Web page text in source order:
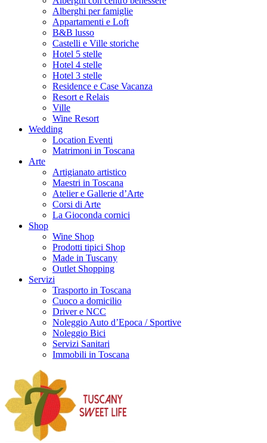
Alberghi per famiglie
Appartamenti e Loft
B&B lusso
Castelli e Ville storiche
Hotel 5 stelle
Hotel 4 stelle
Hotel 3 stelle
Residence e Case Vacanza
Resort e Relais
Ville
Wine Resort
Wedding
Location Eventi
Matrimoni in Toscana
Arte
Artigianato artistico
Maestri in Toscana
Atelier e Gallerie d’Arte
Corsi di Arte
La Gioconda cornici
Shop
Wine Shop
Prodotti tipici Shop
Made in Tuscany
Outlet Shopping
Servizi
Trasporto in Toscana
Cuoco a domicilio
Driver e NCC
Noleggio Auto d’Epoca / Sportive
Noleggio Bici
Servizi Sanitari
Immobili in Toscana